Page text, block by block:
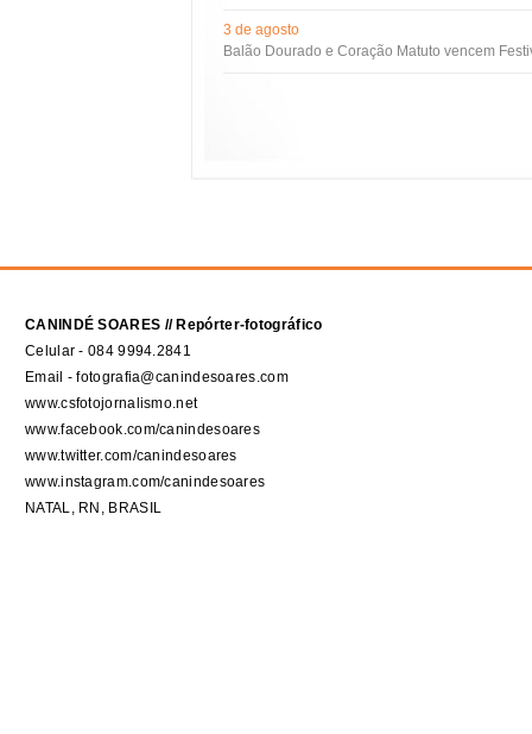
3 de agosto
Balão Dourado e Coração Matuto vencem
CANINDÉ SOARES // Repórter-fotográfico
Celular - 084 9994.2841
Email - fotografia@canindesoares.com
www.csfotojornalismo.net
www.facebook.com/canindesoares
www.twitter.com/canindesoares
www.instagram.com/canindesoares
NATAL, RN, BRASIL